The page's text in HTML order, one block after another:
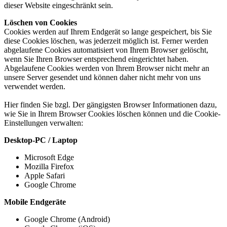
dieser Website eingeschränkt sein.
Löschen von Cookies
Cookies werden auf Ihrem Endgerät so lange gespeichert, bis Sie
diese Cookies löschen, was jederzeit möglich ist. Ferner werden
abgelaufene Cookies automatisiert von Ihrem Browser gelöscht,
wenn Sie Ihren Browser entsprechend eingerichtet haben.
Abgelaufene Cookies werden von Ihrem Browser nicht mehr an
unsere Server gesendet und können daher nicht mehr von uns
verwendet werden.
Hier finden Sie bzgl. Der gängigsten Browser Informationen dazu,
wie Sie in Ihrem Browser Cookies löschen können und die Cookie-
Einstellungen verwalten:
Desktop-PC / Laptop
Microsoft Edge
Mozilla Firefox
Apple Safari
Google Chrome
Mobile Endgeräte
Google Chrome (Android)